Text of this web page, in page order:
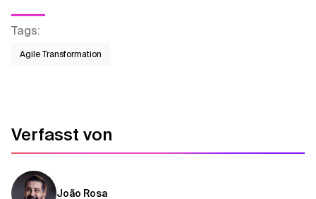
Tags:
Agile Transformation
Verfasst von
João Rosa